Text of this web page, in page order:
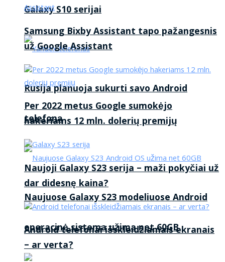
Galaxy S10 serijai
Rusija planuoja sukurti savo Android
telefoną
Naujuose Galaxy S23 modeliuose Android
operacinė sistema užima net 60GB
Samsung Bixby Assistant tapo pažangesnis
už Google Assistant
Per 2022 metus Google sumokėjo
hakeriams 12 mln. dolerių premijų
Naujoji Galaxy S23 serija – maži pokyčiai už
dar didesnę kaina?
Android telefonai išskleidžiamais ekranais
– ar verta?